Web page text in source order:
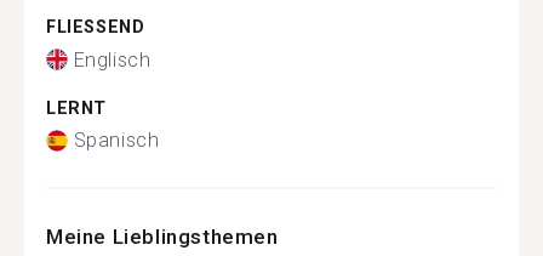
FLIESSEND
Englisch
LERNT
Spanisch
Meine Lieblingsthemen